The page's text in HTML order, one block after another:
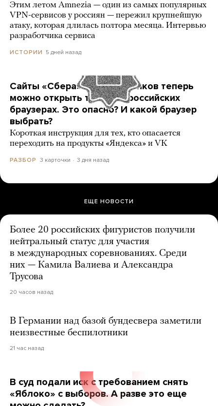
Этим летом Amnezia — один из самых популярных
VPN-сервисов у россиян — пережил крупнейшую
атаку, которая длилась полтора месяца. Интервью
разработчика сервиса
ИСТОРИИ 5 дней назад
Сайты «Сбера» и других банков теперь
можно открыть только в российских
браузерах. Это опасно? И какой браузер
выбрать?
Короткая инструкция для тех, кто опасается
переходить на продукты «Яндекса» и VK
РАЗБОР 3 карточки 3 дня назад
ЕЩЕ НОВОСТИ
Более 20 российских фигуристов получили
нейтральный статус для участия
в международных соревнованиях. Среди
них — Камила Валиева и Александра
Трусова
20 часов назад
В Германии над базой бундесвера заметили
неизвестные беспилотники
21 час назад
В суд подали иск с требованием снять
«Яблоко» с выборов. А разве это еще